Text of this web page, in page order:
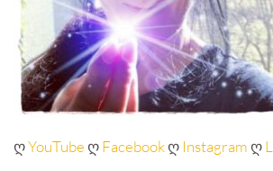
ღYouTubeღFacebookღ Instagramღ